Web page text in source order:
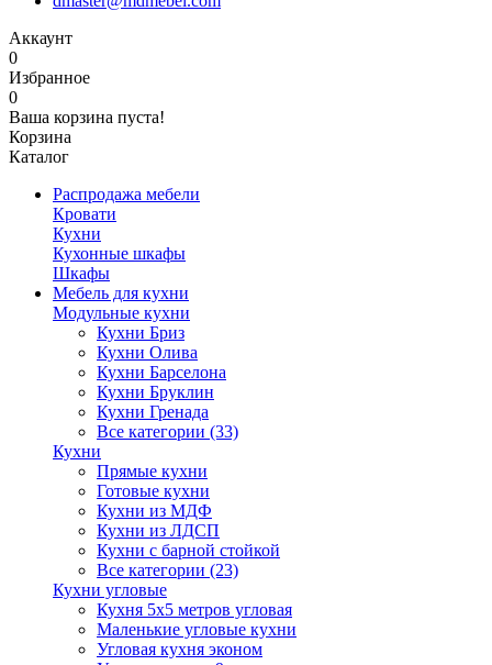
Аккаунт
0
Избранное
0
Ваша корзина пуста!
Корзина
Каталог
Распродажа мебели
Кровати
Кухни
Кухонные шкафы
Шкафы
Мебель для кухни
Модульные кухни
Кухни Бриз
Кухни Олива
Кухни Барселона
Кухни Бруклин
Кухни Гренада
Все категории (33)
Кухни
Прямые кухни
Готовые кухни
Кухни из МДФ
Кухни из ЛДСП
Кухни с барной стойкой
Все категории (23)
Кухни угловые
Кухня 5х5 метров угловая
Маленькие угловые кухни
Угловая кухня эконом